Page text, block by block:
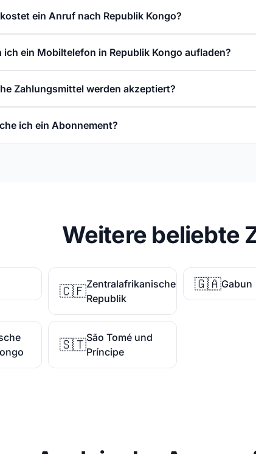
ein Anruf nach Republik Kongo?
ich ein Mobiltelefon in Republik Kongo aufladen?
Zahlungsmittel werden akzeptiert?
ich ein Abonnement?
Weitere beliebte
🇨🇫Zentralafrikanische
Republik
🇬🇦Gabun
🇸🇹São Tomé und
Príncipe